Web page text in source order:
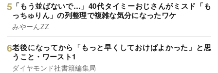
「もう並ばないで…」40代タイミーおじさんがミスド「も
っちゅりん」の列整理で複雑な気分になったワケ
みやーんZZ
老後になってから「もっと早くしておけばよかった」と思
うこと・ワースト1
ダイヤモンド社書籍編集局